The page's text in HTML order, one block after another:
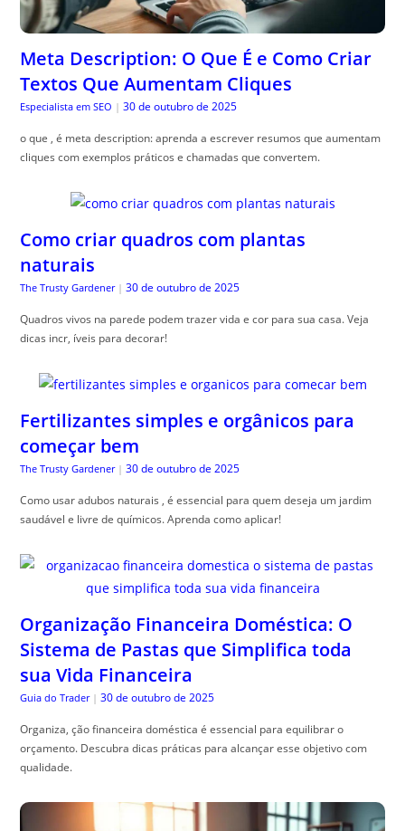
Meta Description: O Que É e Como Criar
Textos Que Aumentam Cliques
Especialista em SEO | 30 de outubro de 2025
o que , é meta description: aprenda a escrever resumos que aumentam
cliques com exemplos práticos e chamadas que convertem.
Como criar quadros com plantas
naturais
The Trusty Gardener | 30 de outubro de 2025
Quadros vivos na parede podem trazer vida e cor para sua casa. Veja
dicas incr, íveis para decorar!
Fertilizantes simples e orgânicos para
começar bem
The Trusty Gardener | 30 de outubro de 2025
Como usar adubos naturais , é essencial para quem deseja um jardim
saudável e livre de químicos. Aprenda como aplicar!
Organização Financeira Doméstica: O
Sistema de Pastas que Simplifica toda
sua Vida Financeira
Guia do Trader | 30 de outubro de 2025
Organiza, ção financeira doméstica é essencial para equilibrar o
orçamento. Descubra dicas práticas para alcançar esse objetivo com
qualidade.